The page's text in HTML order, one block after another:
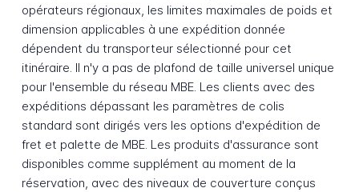
opérateurs régionaux, les limites maximales de poids et
dimension applicables à une expédition donnée
dépendent du transporteur sélectionné pour cet
itinéraire. Il n'y a pas de plafond de taille universel unique
pour l'ensemble du réseau MBE. Les clients avec des
expéditions dépassant les paramètres de colis
standard sont dirigés vers les options d'expédition de
fret et palette de MBE. Les produits d'assurance sont
disponibles comme supplément au moment de la
réservation, avec des niveaux de couverture conçus